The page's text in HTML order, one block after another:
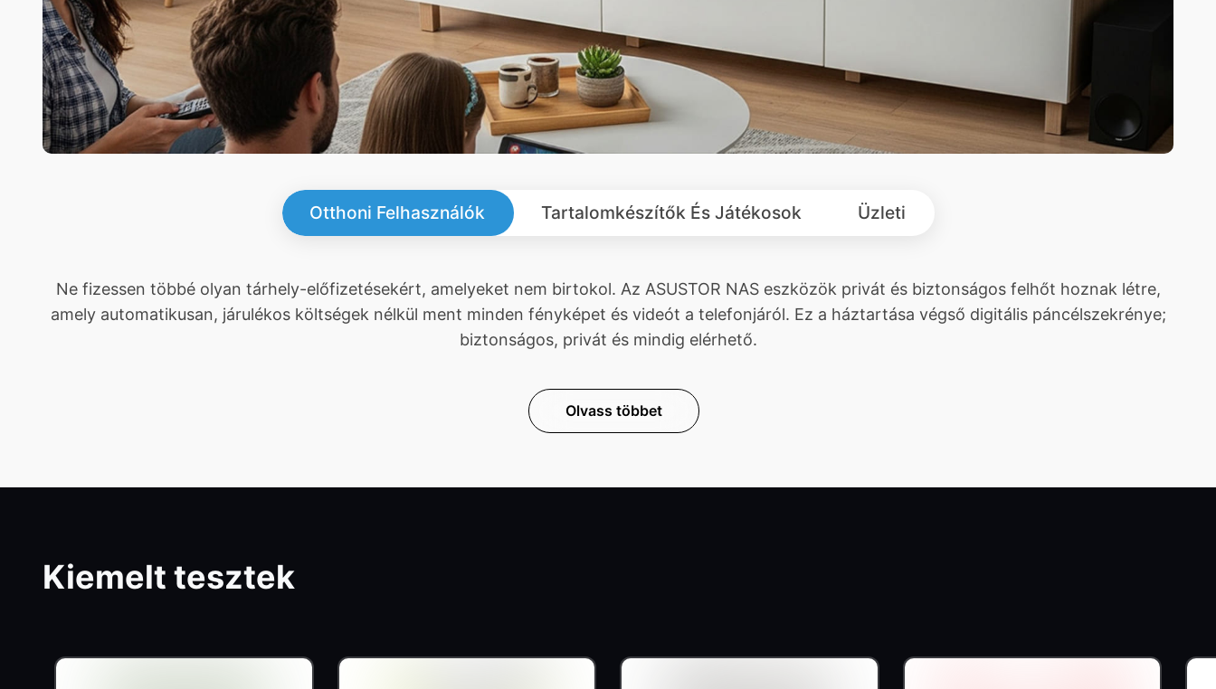
Otthoni Felhasználók Tartalomkészítők És Játékosok Üzleti
Ne fizessen többé olyan tárhely-előfizetésekért, amelyeket nem birtokol. Az ASUSTOR NAS eszközök privát és biztonságos felhőt hoznak létre,
amely automatikusan, járulékos költségek nélkül ment minden fényképet és videót a telefonjáról. Ez a háztartása végső digitális páncélszekrénye;
biztonságos, privát és mindig elérhető.
Olvass többet
Kiemelt tesztek